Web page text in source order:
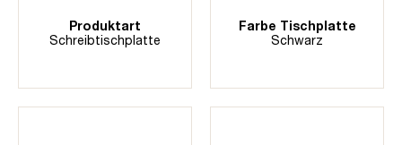
Produktart
Schreibtischplatte
Farbe Tischplatte
Schwarz